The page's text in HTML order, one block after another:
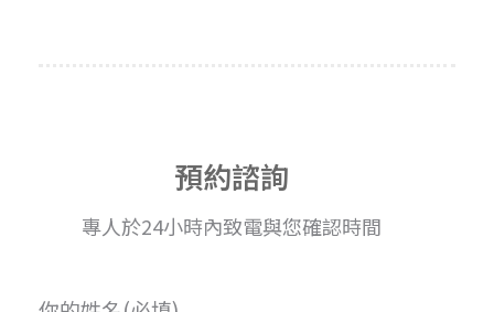
預約諮詢
專人於24小時內致電與您確認時間